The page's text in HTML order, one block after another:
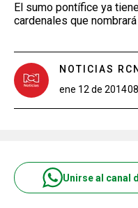
El sumo pontífice ya
cardenales que
NOTICIAS RCN
ene 12 de 2014
Unirse al canal